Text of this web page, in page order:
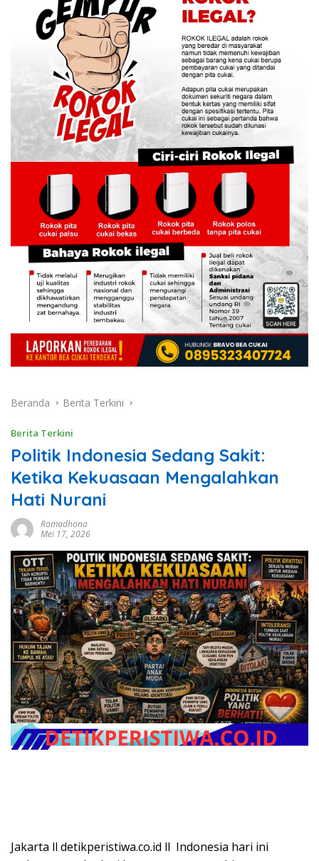
Beranda Berita Terkini
Berita Terkini
Politik Indonesia Sedang Sakit:
Ketika Kekuasaan Mengalahkan
Hati Nurani
Romadhona
Mei 17, 2026
Jakarta ll detikperistiwa.co.id ll Indonesia hari ini